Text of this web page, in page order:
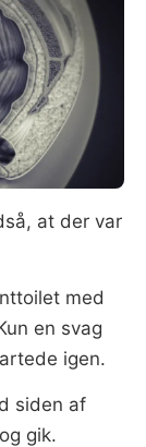
at der var
med
en svag
igen.
siden af
gik.